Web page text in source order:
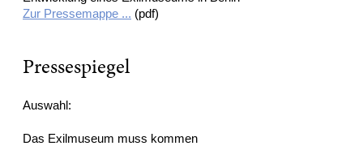
Zur Pressemappe ... (pdf)
Pressespiegel
Auswahl:
Das Exilmuseum muss kommen